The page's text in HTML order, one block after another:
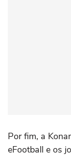
Por fim, a
eFootball e os